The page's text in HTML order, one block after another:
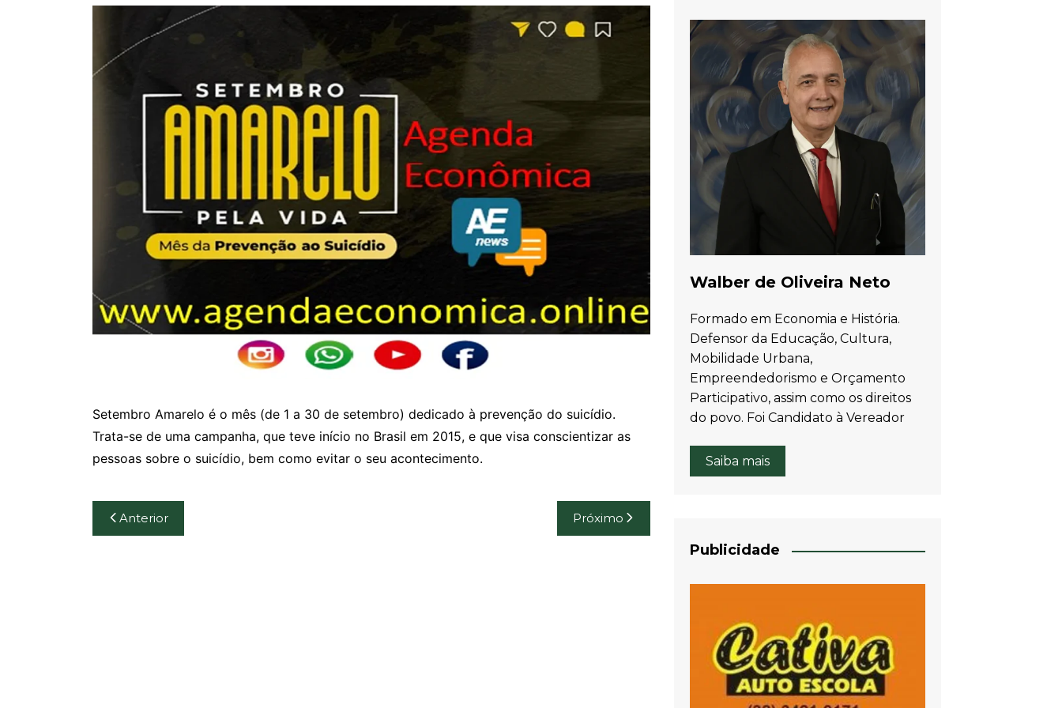
Setembro Amarelo é o mês (de 1 a 30 de setembro) dedicado à prevenção do suicídio.
Trata-se de uma campanha, que teve início no Brasil em 2015, e que visa conscientizar as
pessoas sobre o suicídio, bem como evitar o seu acontecimento.
Navegação
de
Anterior Próximo
Walber de Oliveira Neto
Formado em Economia e História.
Defensor da Educação, Cultura,
Mobilidade Urbana,
Empreendedorismo e Orçamento
Participativo, assim como os direitos
do povo. Foi Candidato à Vereador
Saiba mais
Publicidade